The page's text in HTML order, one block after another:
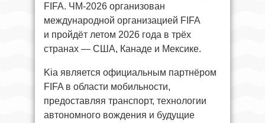
FIFA. ЧМ-2026 организован
международной организацией FIFA
и пройдёт летом 2026 года в трёх
странах — США, Канаде и Мексике.
Kia является официальным партнёром
FIFA в области мобильности,
предоставляя транспорт, технологии
автономного вождения и будущие